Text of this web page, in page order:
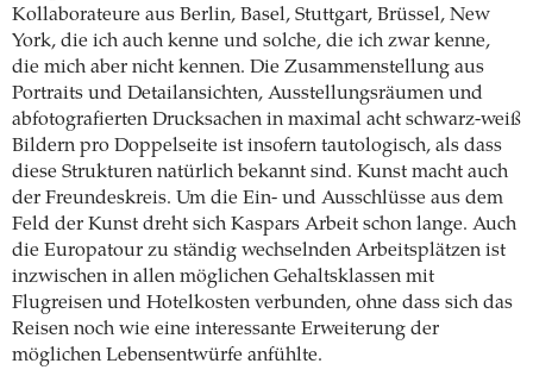
Kollaborateure aus Berlin, Basel, Stuttgart, Brüssel, New
York, die ich auch kenne und solche, die ich zwar kenne,
die mich aber nicht kennen. Die Zusammenstellung aus
Portraits und Detailansichten, Ausstellungsräumen und
abfotografierten Drucksachen in maximal acht schwarz-weiß
Bildern pro Doppelseite ist insofern tautologisch, als dass
diese Strukturen natürlich bekannt sind. Kunst macht auch
der Freundeskreis. Um die Ein- und Ausschlüsse aus dem
Feld der Kunst dreht sich Kaspars Arbeit schon lange. Auch
die Europatour zu ständig wechselnden Arbeitsplätzen ist
inzwischen in allen möglichen Gehaltsklassen mit
Flugreisen und Hotelkosten verbunden, ohne dass sich das
Reisen noch wie eine interessante Erweiterung der
möglichen Lebensentwürfe anfühlte.